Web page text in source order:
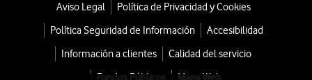
Aviso Legal
Política de Privacidad y Cookies
Política Seguridad de Información
Accesibilidad
Información a clientes
Calidad del servicio
Fondos Públicos
Mapa Web